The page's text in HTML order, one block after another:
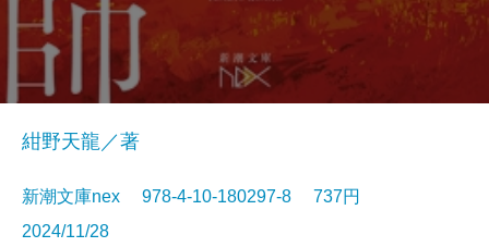
紺野天龍／著
新潮文庫nex 978-4-10-180297-8 737円
2024/11/28